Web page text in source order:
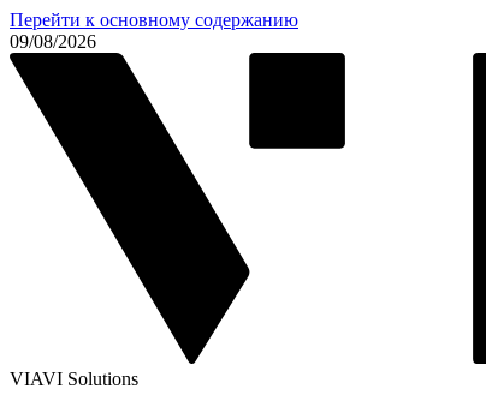
Перейти к основному содержанию
09/08/2026
VIAVI Solutions